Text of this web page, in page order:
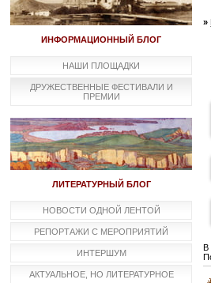
ИНФОРМАЦИОННЫЙ БЛОГ
НАШИ ПЛОЩАДКИ
ДРУЖЕСТВЕННЫЕ ФЕСТИВАЛИ И
ПРЕМИИ
ЛИТЕРАТУРНЫЙ БЛОГ
НОВОСТИ ОДНОЙ ЛЕНТОЙ
РЕПОРТАЖИ С МЕРОПРИЯТИЙ
ИНТЕРШУМ
АКТУАЛЬНОЕ, НО ЛИТЕРАТУРНОЕ
»
В